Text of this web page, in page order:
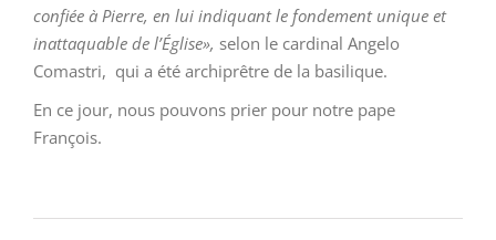
confiée à Pierre, en lui indiquant le fondement unique et
inattaquable de l’Église», selon le cardinal Angelo
Comastri, qui a été archiprêtre de la basilique.
En ce jour, nous pouvons prier pour notre pape
François.